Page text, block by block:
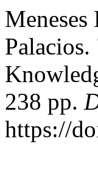
238 pp.
https://